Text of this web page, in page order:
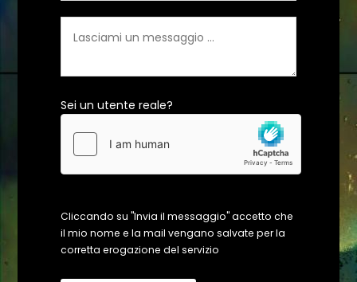
Sei un utente reale?
Cliccando su "Invia il messaggio" accetto che
il mio nome e la mail vengano salvate per la
corretta erogazione del servizio